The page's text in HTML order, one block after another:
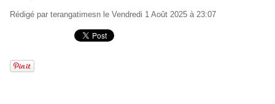
Rédigé par terangatimesn le Vendredi 1 Août 2025 à 23:07